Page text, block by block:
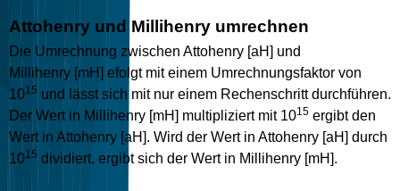
Attohenry und Millihenry umrechnen
Die Umrechnung zwischen Attohenry [aH] und
Millihenry [mH] efolgt mit einem Umrechnungsfaktor von
1015 und lässt sich mit nur einem Rechenschritt durchführen.
Der Wert in Millihenry [mH] multipliziert mit 1015 ergibt den
Wert in Attohenry [aH]. Wird der Wert in Attohenry [aH] durch
1015 dividiert, ergibt sich der Wert in Millihenry [mH].